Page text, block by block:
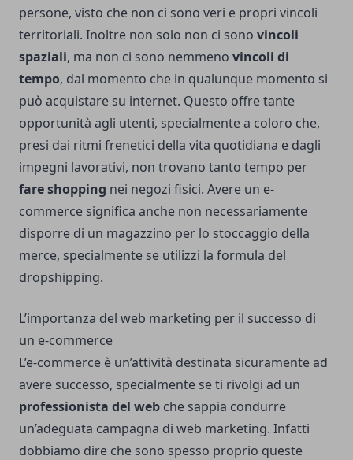
persone, visto che non ci sono veri e propri vincoli
territoriali. Inoltre non solo non ci sono vincoli
spaziali, ma non ci sono nemmeno vincoli di
tempo, dal momento che in qualunque momento si
può acquistare su internet. Questo offre tante
opportunità agli utenti, specialmente a coloro che,
presi dai ritmi frenetici della vita quotidiana e dagli
impegni lavorativi, non trovano tanto tempo per
fare shopping nei negozi fisici. Avere un e-
commerce significa anche non necessariamente
disporre di un magazzino per lo stoccaggio della
merce, specialmente se utilizzi la formula del
dropshipping.
L’importanza del web marketing per il successo di
un e-commerce
L’e-commerce è un’attività destinata sicuramente ad
avere successo, specialmente se ti rivolgi ad un
professionista del web che sappia condurre
un’adeguata campagna di web marketing. Infatti
dobbiamo dire che sono spesso proprio queste